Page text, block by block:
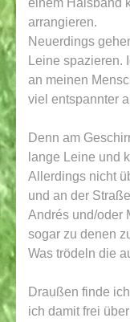
einem Halsband
arrangieren.
Neuerdings
Leine spazieren.
an meinen
viel entspannter
Denn am
lange Leine und
Allerdings nicht
und an der
Andrés und/oder
sogar zu denen
Was trödeln die
Draußen finde
ich damit frei